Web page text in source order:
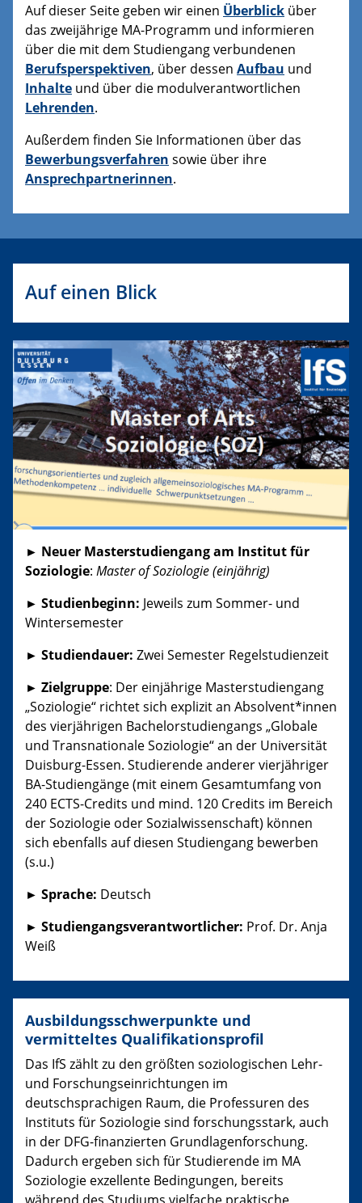
Auf dieser Seite geben wir einen Überblick über
das zweijährige MA-Programm und informieren
über die mit dem Studiengang verbundenen
Berufsperspektiven, über dessen Aufbau und
Inhalte und über die modulverantwortlichen
Lehrenden.
Außerdem finden Sie Informationen über das
Bewerbungsverfahren sowie über ihre
Ansprechpartnerinnen.
Auf einen Blick
► Neuer Masterstudiengang am Institut für
Soziologie: Master of Soziologie (einjährig)
► Studienbeginn: Jeweils zum Sommer- und
Wintersemester
► Studiendauer: Zwei Semester Regelstudienzeit
► Zielgruppe: Der einjährige Masterstudiengang
„Soziologie“ richtet sich explizit an Absolvent*innen
des vierjährigen Bachelorstudiengangs „Globale
und Transnationale Soziologie“ an der Universität
Duisburg-Essen. Studierende anderer vierjähriger
BA-Studiengänge (mit einem Gesamtumfang von
240 ECTS-Credits und mind. 120 Credits im Bereich
der Soziologie oder Sozialwissenschaft) können
sich ebenfalls auf diesen Studiengang bewerben
(s.u.)
► Sprache: Deutsch
► Studiengangsverantwortlicher: Prof. Dr. Anja
Weiß
Ausbildungsschwerpunkte und
vermitteltes Qualifikationsprofil
Das IfS zählt zu den größten soziologischen Lehr-
und Forschungseinrichtungen im
deutschsprachigen Raum, die Professuren des
Instituts für Soziologie sind forschungsstark, auch
in der DFG-finanzierten Grundlagenforschung.
Dadurch ergeben sich für Studierende im MA
Soziologie exzellente Bedingungen, bereits